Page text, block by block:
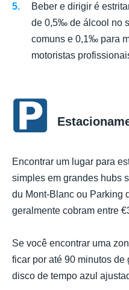
Beber e dirigir é
de 0,5‰ de álcool no
comuns e 0,1‰ para
motoristas
Encontrar um lugar para
simples em grandes hubs
du Mont-Blanc ou Parking
geralmente cobram entre
Se você encontrar uma
ficar por até 90 minutos
disco de tempo azul